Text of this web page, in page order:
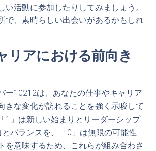
い活動に参加したりしてみましょう。
で、素晴らしい出会いがあるかもしれ
リアにおける前向き
ー10212は、あなたの仕事やキャリア
きな変化が訪れることを強く示唆して
1」は新しい始まりとリーダーシップ
バランスを、「0」は無限の可能性
を意味するため、これらが組み合わさ